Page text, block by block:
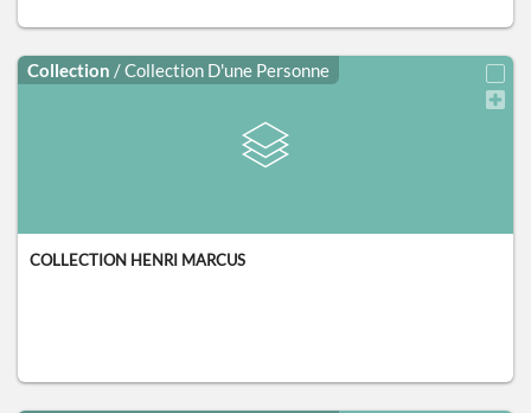
Collection / Collection D'une Personne
COLLECTION HENRI MARCUS